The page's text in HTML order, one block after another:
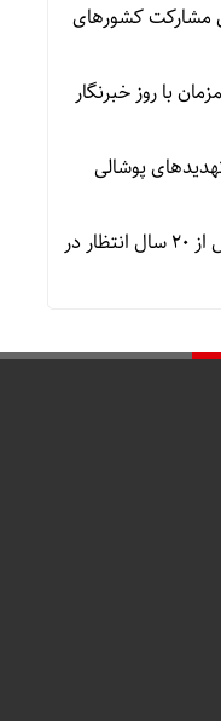
مشارکت کشورهای
با روز خبرنگار
پوشالی
بزرگترین سازه سنگی ایلام پس از ۲۰ سال انتظار در